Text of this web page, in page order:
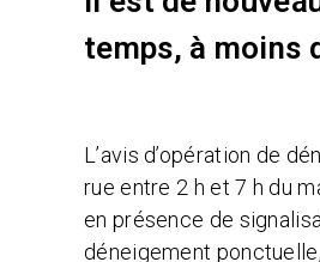
temps, à moins
L’avis d’opération de
rue entre 2 h et 7 h du
en présence de
déneigement